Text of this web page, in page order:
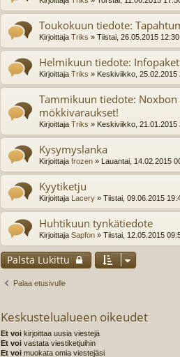
Toukokuun tiedote:
Kirjoittaja Triks » Tiistai, 26.05.2015 12:30
Helmikuun tiedote:
Kirjoittaja Triks » Keskiviikko, 25.02.2015
Tammikuun tiedote:
mökkivaraukset!
Kirjoittaja Triks » Keskiviikko, 21.01.2015
Kysymyslanka
Kirjoittaja frozen » Lauantai, 14.02.2015
Kyytiketju
Kirjoittaja Lacery » Tiistai, 09.06.2015
Huhtikuun tynkätiedote
Kirjoittaja Sapfon » Tiistai, 12.05.2015
Palsta Lukittu
Palaa etusivulle
Keskustelualueen oikeudet
Et voi kirjoittaa uusia viestejä
Et voi vastata viestiketjuihin
Et voi muokata omia viestejäsi